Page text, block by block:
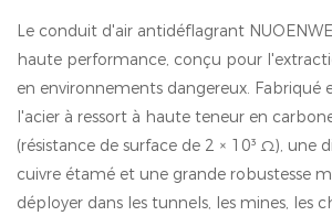
Le conduit d'air antidéflagrant
haute performance, conçu pour
en environnements dangereux. Fabriqué
l'acier à ressort à haute teneur en
(résistance de surface de 2 × 10³ Ω), une
cuivre étamé et une grande robustesse
déployer dans les tunnels, les mines, les